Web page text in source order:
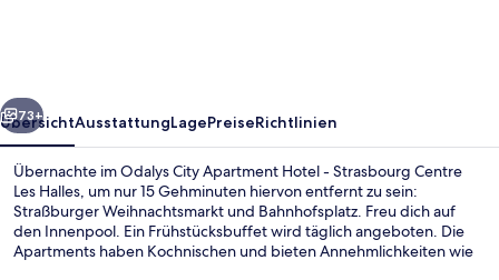
Centre
Les
Halles
Weiter
73+
ÜbersichtAusstattungLagePreiseRichtlinien
Übernachte im Odalys City Apartment Hotel - Strasbourg Centre
Les Halles, um nur 15 Gehminuten hiervon entfernt zu sein:
Straßburger Weihnachtsmarkt und Bahnhofsplatz. Freu dich auf
den Innenpool. Ein Frühstücksbuffet wird täglich angeboten. Die
Apartments haben Kochnischen und bieten Annehmlichkeiten wie